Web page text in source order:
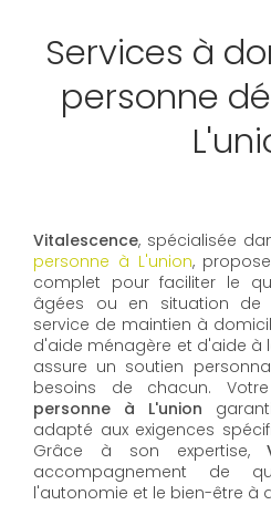
Services à
personne
Vitalescence, spécialisée
personne à L'union,
complet pour faciliter le
âgées ou en situation de
service de maintien à
d'aide ménagère et d'aide à
assure un soutien
besoins de chacun.
personne à L'union
adapté aux exigences
Grâce à son expertise,
accompagnement de
l'autonomie et le bien-être à